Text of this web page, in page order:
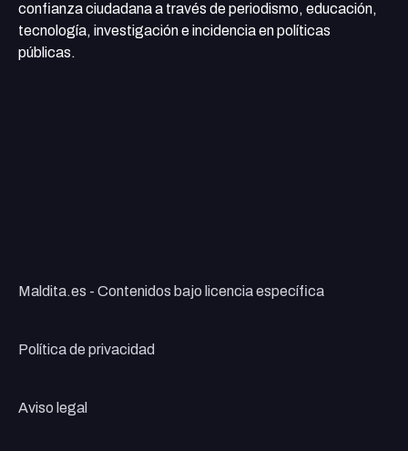
confianza ciudadana a través de periodismo, educación,
tecnología, investigación e incidencia en políticas
públicas.
Maldita.es - Contenidos bajo licencia específica
Política de privacidad
Aviso legal